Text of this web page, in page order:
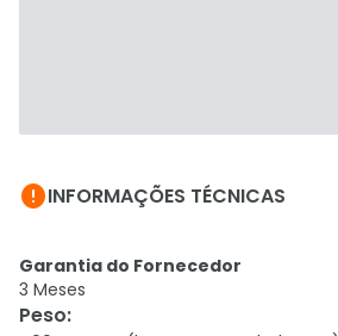
INFORMAÇÕES TÉCNICAS
Garantia do Fornecedor
3 Meses
Peso: